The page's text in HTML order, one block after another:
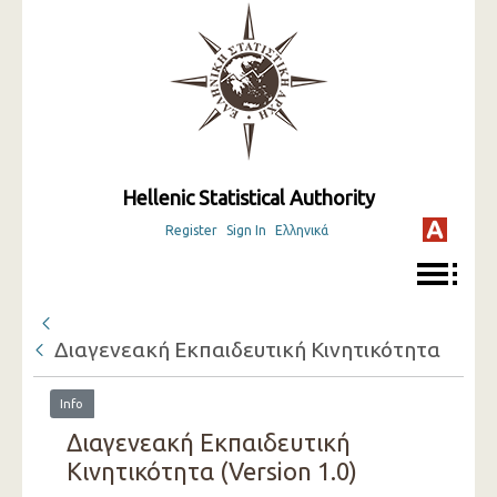
Hellenic Statistical Authority
Register Sign In Ελληνικά
Διαγενεακή Εκπαιδευτική Κινητικότητα
Info
Διαγενεακή Εκπαιδευτική
Κινητικότητα (Version 1.0)